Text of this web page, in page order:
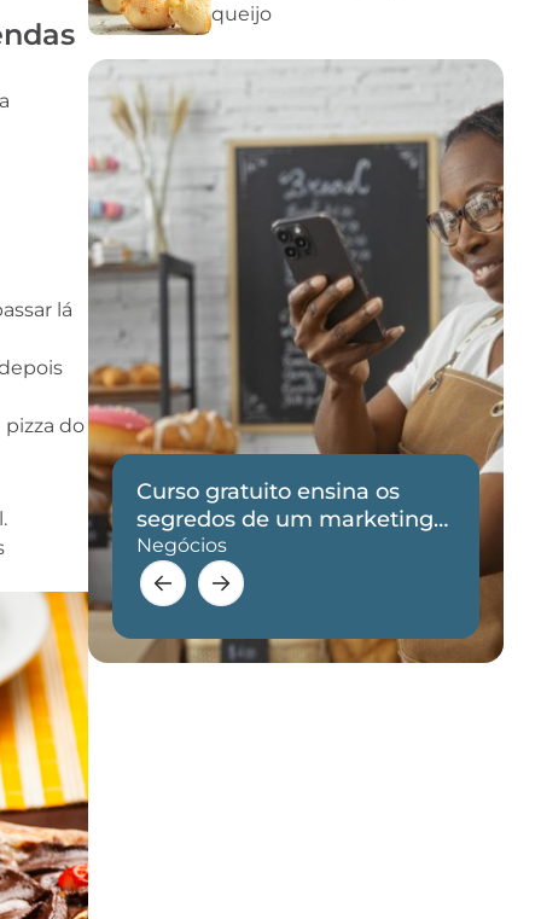
lá
pizza do
queijo
Curso gratuito ensina os
segredos de um marketing
eficaz
Negócios